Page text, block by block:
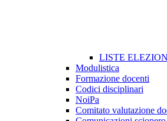
LISTE
Modulistica
Formazione docenti
Codici disciplinari
NoiPa
Comitato valutazione